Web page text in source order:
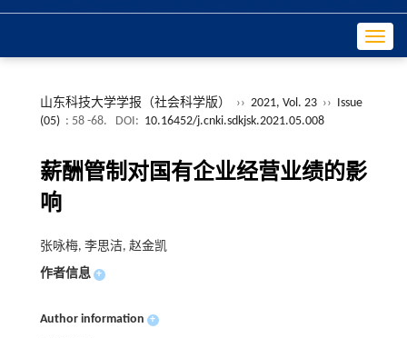
山东科技大学学报（社会科学版） ›› 2021, Vol. 23 ›› Issue
(05) : 58 -68. DOI: 10.16452/j.cnki.sdkjsk.2021.05.008
薪酬管制对国有企业经营业绩的影
响
张咏梅, 李思洁, 赵金凯
作者信息 +
Author information +